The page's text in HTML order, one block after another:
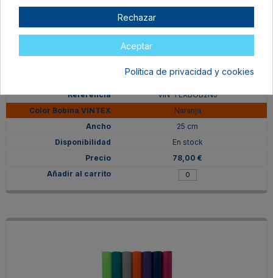
VIN-TEXBOB2NJ
Naranja
25 cm
En stock
78,00 €
Rechazar
Aceptar
Política de privacidad y cookies